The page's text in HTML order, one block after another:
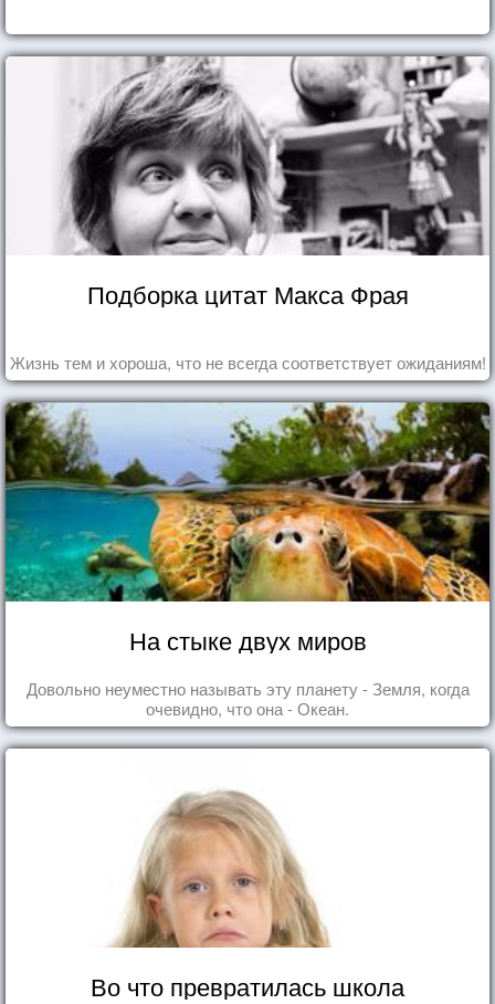
Подборка цитат Макса Фрая
Жизнь тем и хороша, что не всегда соответствует ожиданиям!
На стыке двух миров
Довольно неуместно называть эту планету - Земля, когда
очевидно, что она - Океан.
Во что превратилась школа